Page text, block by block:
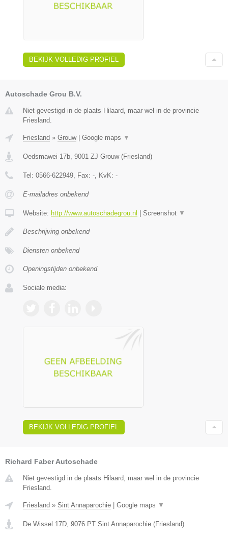
BEKIJK VOLLEDIG PROFIEL
Autoschade Grou B.V.
Niet gevestigd in de plaats Hilaard, maar wel in de provincie
Friesland.
Friesland » Grouw| Google maps ▼
Oedsmawei 17b, 9001 ZJ Grouw(Friesland)
Tel: 0566-622949, Fax: -, KvK: -
E-mailadres onbekend
Website: http://www.autoschadegrou.nl Screenshot ▼
Beschrijving onbekend
Diensten onbekend
Openingstijden onbekend
Sociale media:
BEKIJK VOLLEDIG PROFIEL
Richard Faber Autoschade
Niet gevestigd in de plaats Hilaard, maar wel in de provincie
Friesland.
Friesland » Sint Annaparochie | Google maps ▼
De Wissel 17D 9076 PT Sint Annaparochie (Friesland)